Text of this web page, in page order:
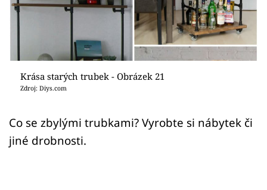
Přihlášení
Sledujte nás
Krása starých trubek - Obrázek 21
Zdroj: Diys.com
Co se zbylými trubkami? Vyrobte si nábytek či
jiné drobnosti.